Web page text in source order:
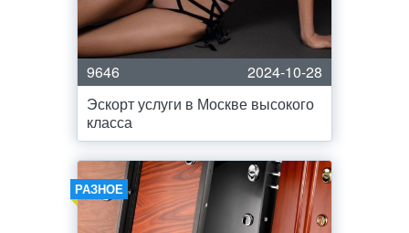
9646
2024-10-28
Эскорт услуги в Москве высокого
класса
РАЗНОЕ